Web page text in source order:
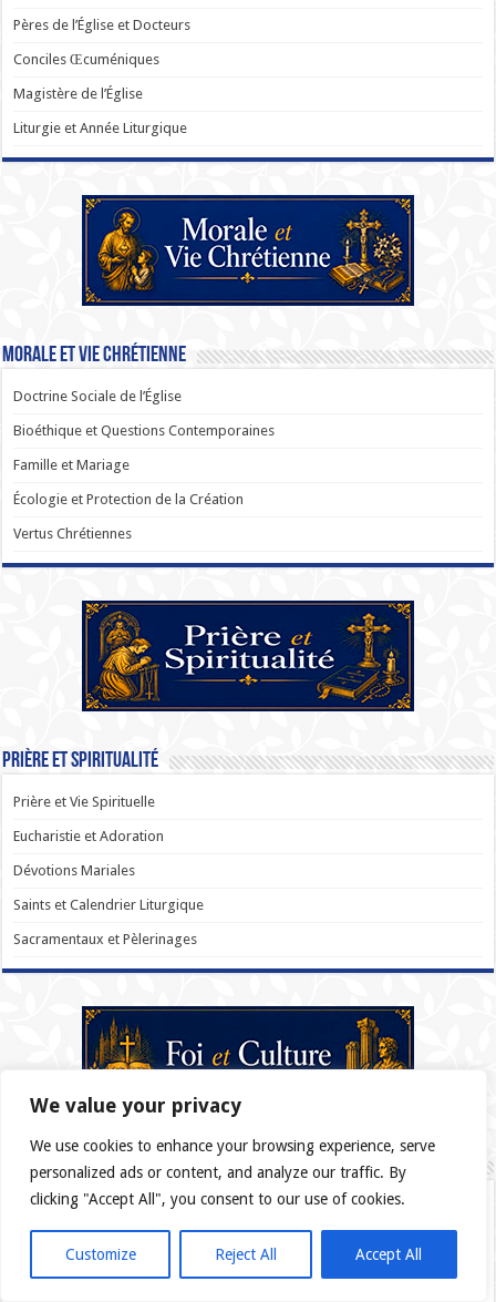
We value your privacy
We use cookies to enhance your browsing experience, serve
personalized ads or content, and analyze our traffic. By
clicking "Accept All", you consent to our use of cookies.
Customize Reject All Accept All
Pères de l’Église et Docteurs
Conciles Œcuméniques
Magistère de l’Église
Liturgie et Année Liturgique
Morale et Vie Chrétienne
Doctrine Sociale de l’Église
Bioéthique et Questions Contemporaines
Famille et Mariage
Écologie et Protection de la Création
Vertus Chrétiennes
Prière et Spiritualité
Prière et Vie Spirituelle
Eucharistie et Adoration
Dévotions Mariales
Saints et Calendrier Liturgique
Sacramentaux et Pèlerinages
Foi et Culture
Philosophie et Foi
Évangélisation et Nouvelles Technologies